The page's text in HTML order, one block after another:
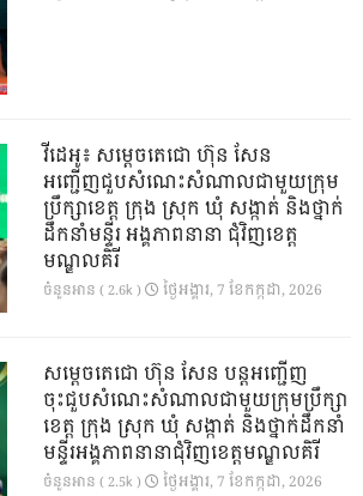
វីដេអូ៖ សម្តេចតេជោ ហ៊ុន សែន
អញ្ជើញជួបសំណេះសំណាលជាមួយក្រុម
ប្រឹក្សាខេត្ត ក្រុង ស្រុក ឃុំ សង្កាត់ និងថ្នាក់
ដឹកនាំមន្ទីរ អង្គភាពនានា ជុំវិញខេត្ត
មណ្ឌលគិរី
ចំនួនអាន ( 2.6k ) ថ្ងៃ​អង្គារ, 7 ខែ​កក្កដា, 2026
សម្តេចតេជោ ហ៊ុន សែន បន្តអញ្ជើញ
ចុះជួបសំណេះសំណាលជាមួយក្រុមប្រឹក្សា
ខេត្ត ក្រុង ស្រុក ឃុំ សង្កាត់ និងថ្នាក់ដឹកនាំ
មន្ទីរអង្គភាពនានាជុំវិញខេត្តមណ្ឌលគិរី
ចំនួនអាន ( 2.5k ) ថ្ងៃ​អង្គារ, 7 ខែ​កក្កដា, 2026